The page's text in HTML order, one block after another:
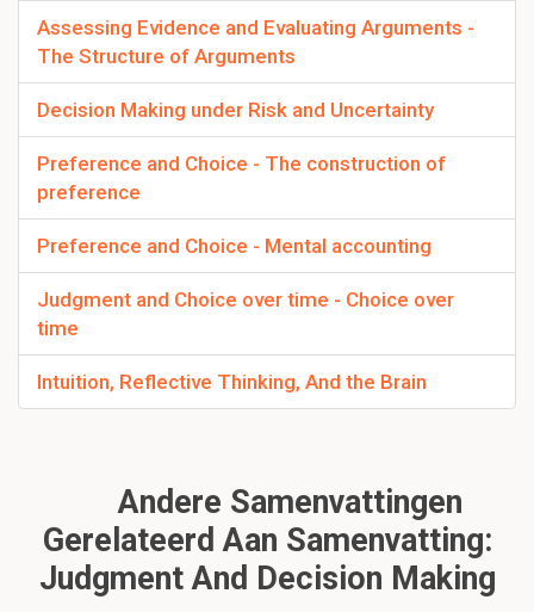
Assessing Evidence and Evaluating Arguments -
The Structure of Arguments
Decision Making under Risk and Uncertainty
Preference and Choice - The construction of
preference
Preference and Choice - Mental accounting
Judgment and Choice over time - Choice over
time
Intuition, Reflective Thinking, And the Brain
Andere Samenvattingen
Gerelateerd Aan Samenvatting:
Judgment And Decision Making